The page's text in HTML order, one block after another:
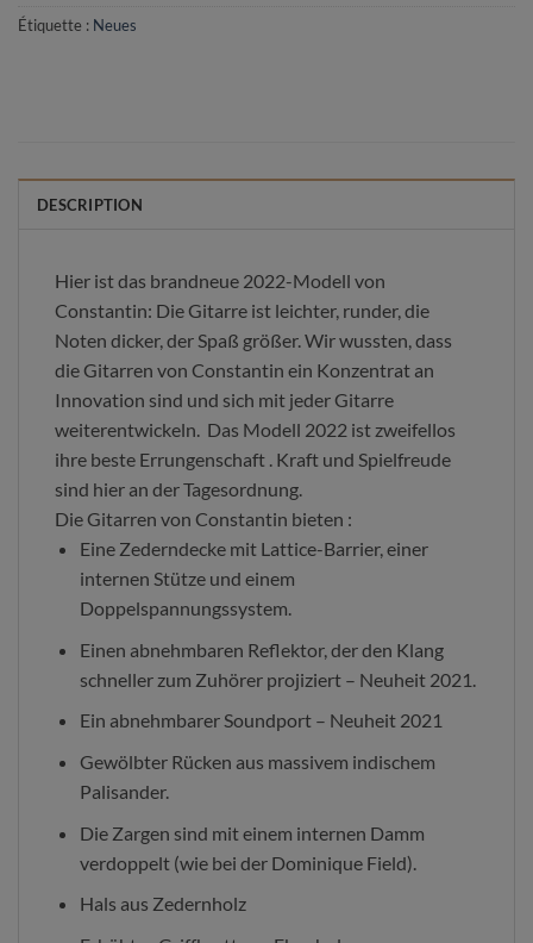
Étiquette : Neues
DESCRIPTION
Hier ist das brandneue 2022-Modell von
Constantin: Die Gitarre ist leichter, runder, die
Noten dicker, der Spaß größer. Wir wussten, dass
die Gitarren von Constantin ein Konzentrat an
Innovation sind und sich mit jeder Gitarre
weiterentwickeln. Das Modell 2022 ist zweifellos
ihre beste Errungenschaft . Kraft und Spielfreude
sind hier an der Tagesordnung.
Die Gitarren von Constantin bieten :
Eine Zederndecke mit Lattice-Barrier, einer
internen Stütze und einem
Doppelspannungssystem.
Einen abnehmbaren Reflektor, der den Klang
schneller zum Zuhörer projiziert – Neuheit 2021.
Ein abnehmbarer Soundport – Neuheit 2021
Gewölbter Rücken aus massivem indischem
Palisander.
Die Zargen sind mit einem internen Damm
verdoppelt (wie bei der Dominique Field).
Hals aus Zedernholz